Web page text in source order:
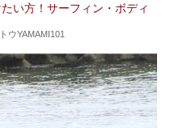
い方！サーフィン・ボディ
ウYAMAMI101